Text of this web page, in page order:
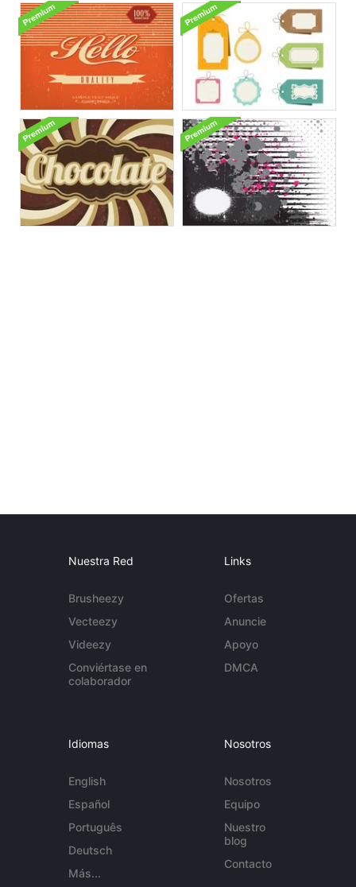
Nuestra Red
Brusheezy
Vecteezy
Videezy
Conviértase en
colaborador
Links
Ofertas
Anuncie
Apoyo
DMCA
Idiomas
English
Español
Português
Deutsch
Más...
Nosotros
Nosotros
Equipo
Nuestro
blog
Contacto